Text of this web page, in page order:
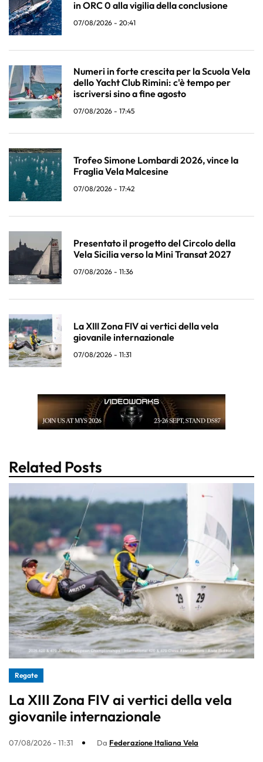
in ORC 0 alla vigilia della conclusione
07/08/2026 - 20:41
Numeri in forte crescita per la Scuola Vela
dello Yacht Club Rimini: c'è tempo per
iscriversi sino a fine agosto
07/08/2026 - 17:45
Trofeo Simone Lombardi 2026, vince la
Fraglia Vela Malcesine
07/08/2026 - 17:42
Presentato il progetto del Circolo della
Vela Sicilia verso la Mini Transat 2027
07/08/2026 - 11:36
La XIII Zona FIV ai vertici della vela
giovanile internazionale
07/08/2026 - 11:31
Related Posts
Regate
La XIII Zona FIV ai vertici della vela
giovanile internazionale
07/08/2026 - 11:31 Da Federazione Italiana Vela